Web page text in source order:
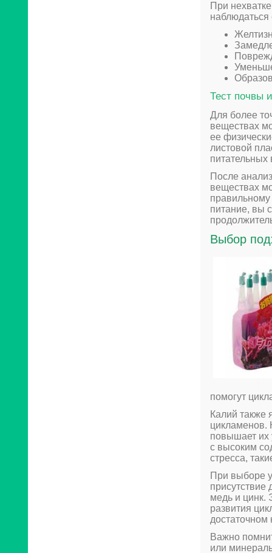
При
Тест почвы
Для более
веществах
ее
листовой
питательных
После
веществах
питание, вы
Выбор
помогут
Калий также
цикламенов.
повышает их
с высоким
стресса,
При выборе
присутствие
медь и цинк.
развития
достаточном
Важно
или